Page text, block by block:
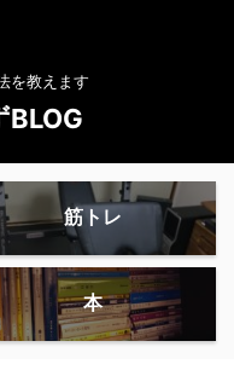
を教えます
BLOG
筋トレ
本